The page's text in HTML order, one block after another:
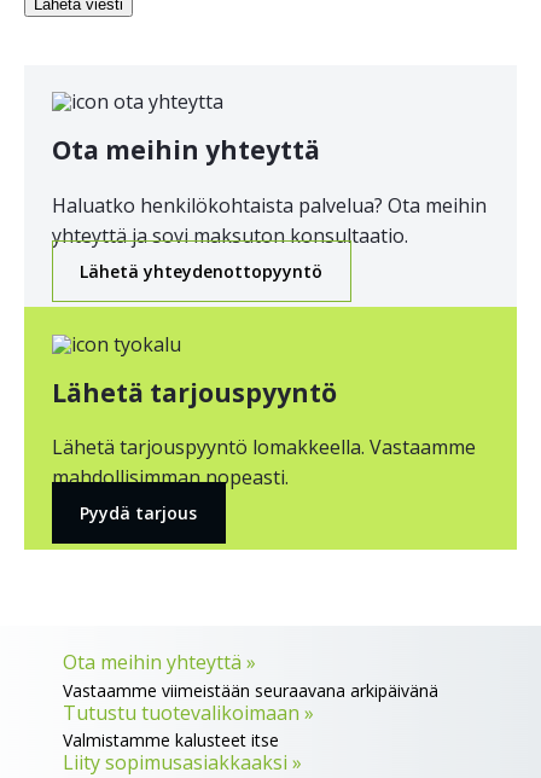
Ota meihin yhteyttä
Haluatko henkilökohtaista palvelua? Ota meihin
yhteyttä ja sovi maksuton konsultaatio.
Lähetä yhteydenottopyyntö
Lähetä tarjouspyyntö
Lähetä tarjouspyyntö lomakkeella. Vastaamme
mahdollisimman nopeasti.
Pyydä tarjous
Ota meihin yhteyttä »
Vastaamme viimeistään seuraavana arkipäivänä
Tutustu tuotevalikoimaan »
Valmistamme kalusteet itse
Liity sopimusasiakkaaksi »